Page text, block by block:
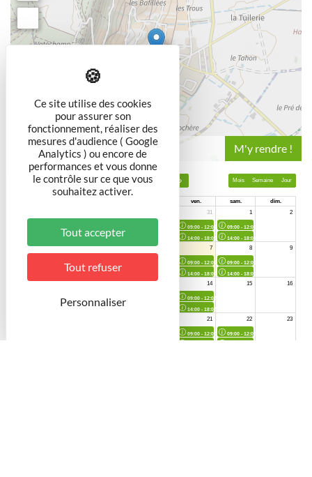
Leaflet
Ce site utilise des cookies
pour assurer son
fonctionnement, réaliser des
mesures d'audience ( Google
Analytics ) ou encore de
performances et vous donne
le contrôle sur ce que vous
souhaitez activer.
Tout accepter
Tout refuser
Personnaliser